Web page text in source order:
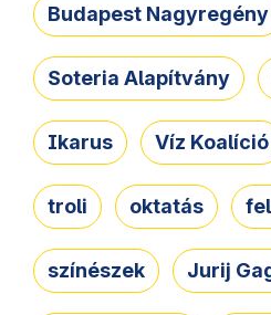
Budapest Nagyregény
Soteria Alapítvány
Ikarus Víz Koalíció
troli oktatás
színészek Jurij